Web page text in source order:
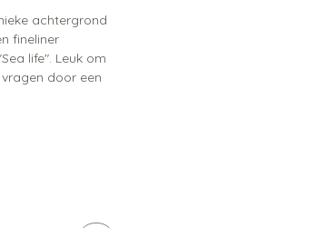
achtergrond
fineliner
life". Leuk om
door een